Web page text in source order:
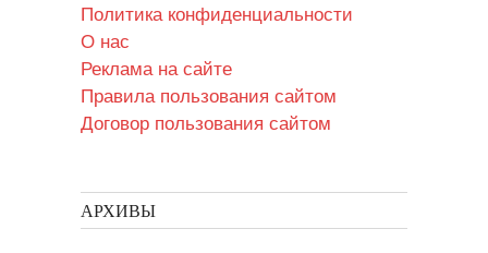
Политика конфиденциальности
О нас
Реклама на сайте
Правила пользования сайтом
Договор пользования сайтом
АРХИВЫ